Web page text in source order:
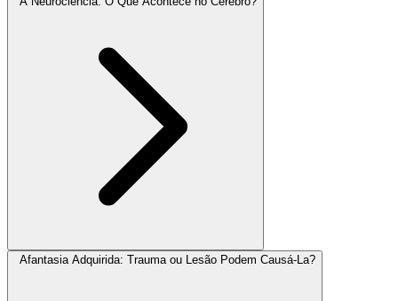
Afantasia Adquirida: Trauma ou Lesão Podem Causá-La?